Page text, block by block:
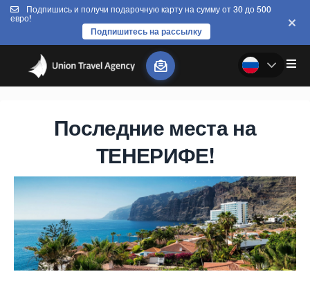
Подпишись и получи подарочную карту на сумму от 30 до 500
евро!
Подпишитесь на рассылку
Последние места на
ТЕНЕРИФЕ!